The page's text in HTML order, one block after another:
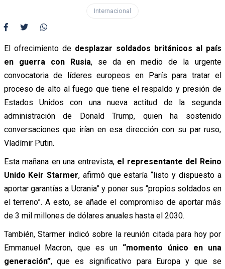
Internacional
El ofrecimiento dedesplazar soldados británicos al país
en guerra con Rusia, se da en medio de la urgente
convocatoria de líderes europeos en París para tratar el
proceso de alto al fuego que tiene el respaldo y presión de
Estados Unidos con una nueva actitud de la segunda
administración de Donald Trump, quien ha sostenido
conversaciones que irían en esa dirección con su par ruso,
Vladímir Putin.
Esta mañana en una entrevista, el representante del Reino
Unido Keir Starmer, afirmó que estaría “listo y dispuesto a
aportar garantías a Ucrania” y poner sus “propios soldados en
el terreno”. A esto, se añade el compromiso de aportar más
de 3 mil millones de dólares anuales hasta el 2030.
También, Starmer indicó sobre la reunión citada para hoy por
Emmanuel Macron, que es un “momento único en una
generación”, que es significativo para Europa y que se